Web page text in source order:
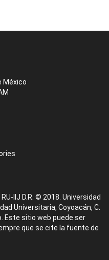
México
IIJ D.R. © 2018. Universidad
Universitaria, Coyoacán, C.
Este sitio web puede ser
que se cite la fuente de